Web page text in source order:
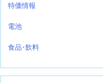
特価情報
電池
食品･飲料